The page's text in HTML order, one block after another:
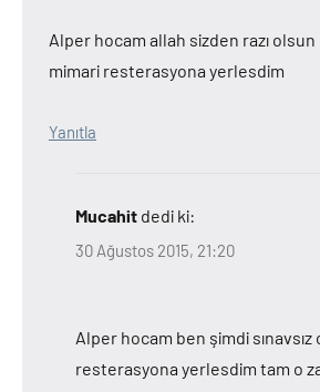
Alper hocam allah sizden razı
mimari resterasyona yerlesdim
Yanıtla
Mucahit dedi ki:
30 Ağustos 2015, 21:20
Alper hocam ben şimdi
resterasyona yerlesdim tam o